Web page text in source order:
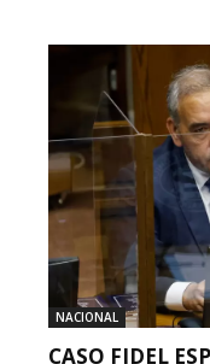
NACIONAL
CASO FIDEL